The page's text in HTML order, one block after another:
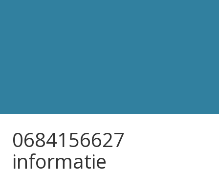
0684156627
informatie